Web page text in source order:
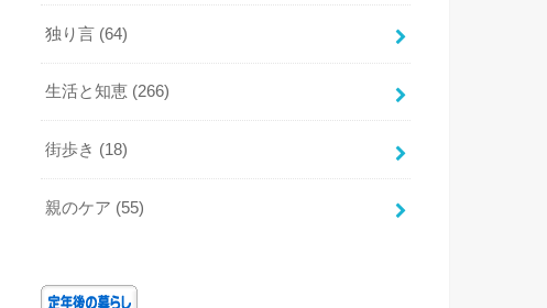
独り言 (64)
生活と知恵 (266)
街歩き (18)
親のケア (55)